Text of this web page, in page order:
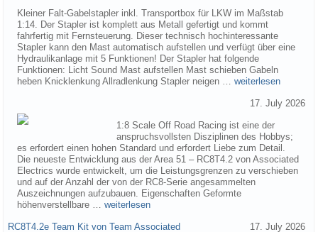
Kleiner Falt-Gabelstapler inkl. Transportbox für LKW im Maßstab
1:14. Der Stapler ist komplett aus Metall gefertigt und kommt
fahrfertig mit Fernsteuerung. Dieser technisch hochinteressante
Stapler kann den Mast automatisch aufstellen und verfügt über eine
Hydraulikanlage mit 5 Funktionen! Der Stapler hat folgende
Funktionen: Licht Sound Mast aufstellen Mast schieben Gabeln
heben Knicklenkung Allradlenkung Stapler neigen … weiterlesen
17. July 2026
1:8 Scale Off Road Racing ist eine der
anspruchsvollsten Disziplinen des Hobbys;
es erfordert einen hohen Standard und erfordert Liebe zum Detail.
Die neueste Entwicklung aus der Area 51 – RC8T4.2 von Associated
Electrics wurde entwickelt, um die Leistungsgrenzen zu verschieben
und auf der Anzahl der von der RC8-Serie angesammelten
Auszeichnungen aufzubauen. Eigenschaften Geformte
höhenverstellbare … weiterlesen
RC8T4.2e Team Kit von Team Associated 17. July 2026